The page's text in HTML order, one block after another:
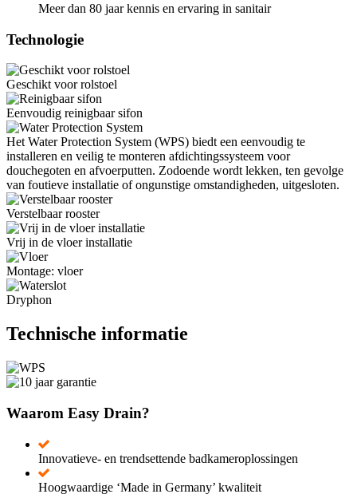
Meer dan 80 jaar kennis en ervaring in sanitair
Technologie
Geschikt voor rolstoel
Eenvoudig reinigbaar sifon
Het Water Protection System (WPS) biedt een eenvoudig te
installeren en veilig te monteren afdichtingssysteem voor
douchegoten en afvoerputten. Zodoende wordt lekken, ten gevolge
van foutieve installatie of ongunstige omstandigheden, uitgesloten.
Verstelbaar rooster
Vrij in de vloer installatie
Montage: vloer
Dryphon
Technische informatie
Waarom Easy Drain?
Innovatieve- en trendsettende badkameroplossingen
Hoogwaardige ‘Made in Germany’ kwaliteit